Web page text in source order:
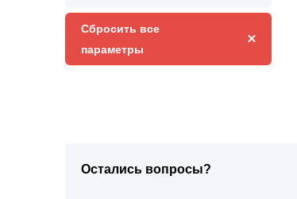
Сбросить все
параметры
Остались вопросы?